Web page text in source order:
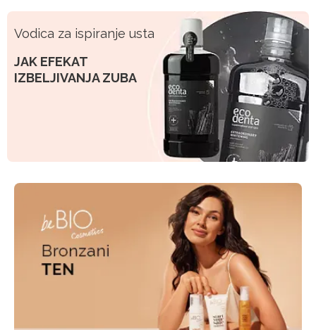
Vodica za ispiranje usta
JAK EFEKAT
IZBELJIVANJA ZUBA